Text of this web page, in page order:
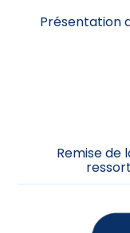
Présentation
Remise de